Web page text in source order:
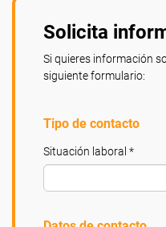
Solicita
Si quieres información
siguiente formulario:
Tipo de contacto
Situación laboral *